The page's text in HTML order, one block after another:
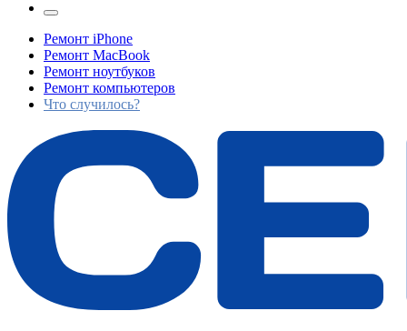
Ремонт iPhone
Ремонт MacBook
Ремонт ноутбуков
Ремонт компьютеров
Что случилось?